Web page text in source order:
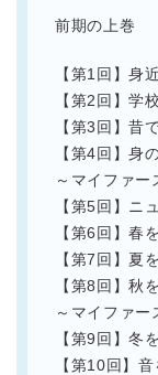
前期の上巻
【第1回】身
【第2回】学
【第3回】昔
【第4回】身
～マイファー
【第5回】ニ
【第6回】春
【第7回】夏
【第8回】秋
～マイファー
【第9回】冬
【第10回】